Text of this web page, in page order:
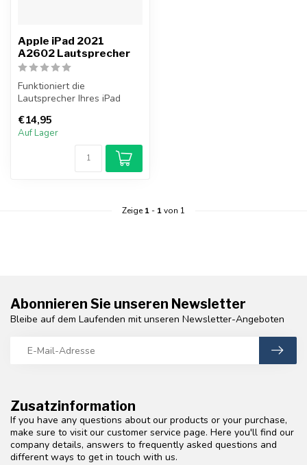
Apple iPad 2021
A2602 Lautsprecher
Funktioniert die
Lautsprecher Ihres iPad
Sie jetzt Ihr...
€14,95
Auf Lager
Zeige1- 1von 1
Zusatzinformation
If you have any questions about our products or your purchase,
make sure to visit our customer service page. Here you'll find our
company details, answers to frequently asked questions and
different ways to get in touch with us.
Abonnieren Sie unseren Newsletter
Bleibe auf dem Laufenden mit unseren Newsletter-Angeboten